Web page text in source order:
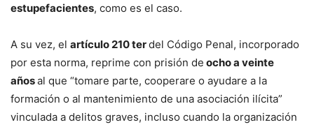
estupefacientes, como es el caso.
A su vez, el artículo 210 terdel Código Penal, incorporado
por esta norma, reprime con prisión de ocho a veinte
añosal que “tomare parte, cooperare o ayudare a la
formación o al mantenimiento de una asociación ilícita”
vinculada a delitos graves, incluso cuando la organización